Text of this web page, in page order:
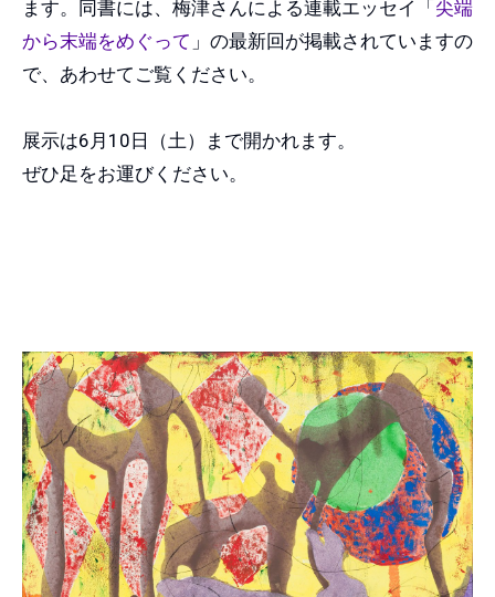
ます。同書には、梅津さんによる連載エッセイ「尖端
から末端をめぐって 」の最新回が掲載されていますの
で、あわせてご覧ください。
展示は6月10日（土）まで開かれます。
ぜひ足をお運びください。